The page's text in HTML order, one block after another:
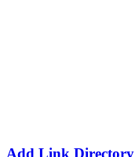
Add Link Directory